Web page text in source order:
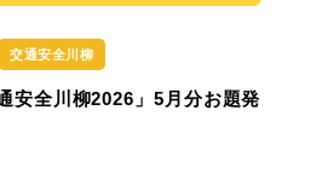
交通安全川柳
安全川柳2026」5月分お題発